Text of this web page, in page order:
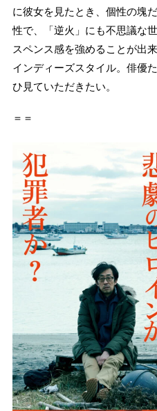
に彼女を見たとき、個性の塊
性で、「逆火」にも不思議な
スペンス感を強めることが出
インディーズスタイル。俳優
ひ見ていただきたい。
＝＝